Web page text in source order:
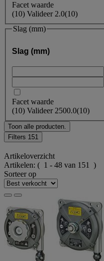
Facet waarde
(10) Valideer 2.0(10)
Slag (mm)
Slag (mm)
Facet waarde
(10) Valideer 2500.0(10)
Toon alle producten.
Filters 151
Artikeloverzicht
Artikelen: ( 1 - 48 van 151 )
Sorteer op